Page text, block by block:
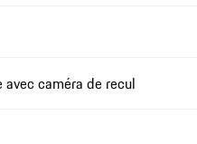
caméra de recul